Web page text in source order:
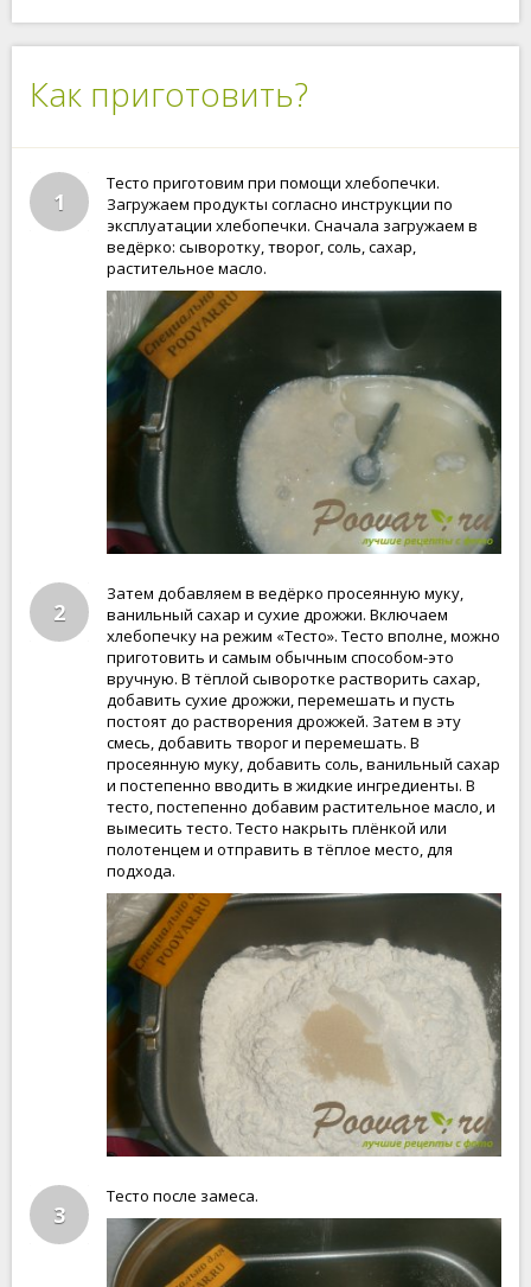
Как приготовить?
1
Тесто приготовим при помощи хлебопечки.
Загружаем продукты согласно инструкции по
эксплуатации хлебопечки. Сначала загружаем в
ведёрко: сыворотку, творог, соль, сахар,
растительное масло.
2
Затем добавляем в ведёрко просеянную муку,
ванильный сахар и сухие дрожжи. Включаем
хлебопечку на режим «Тесто». Тесто вполне, можно
приготовить и самым обычным способом-это
вручную. В тёплой сыворотке растворить сахар,
добавить сухие дрожжи, перемешать и пусть
постоят до растворения дрожжей. Затем в эту
смесь, добавить творог и перемешать. В
просеянную муку, добавить соль, ванильный сахар
и постепенно вводить в жидкие ингредиенты. В
тесто, постепенно добавим растительное масло, и
вымесить тесто. Тесто накрыть плёнкой или
полотенцем и отправить в тёплое место, для
подхода.
3
Тесто после замеса.